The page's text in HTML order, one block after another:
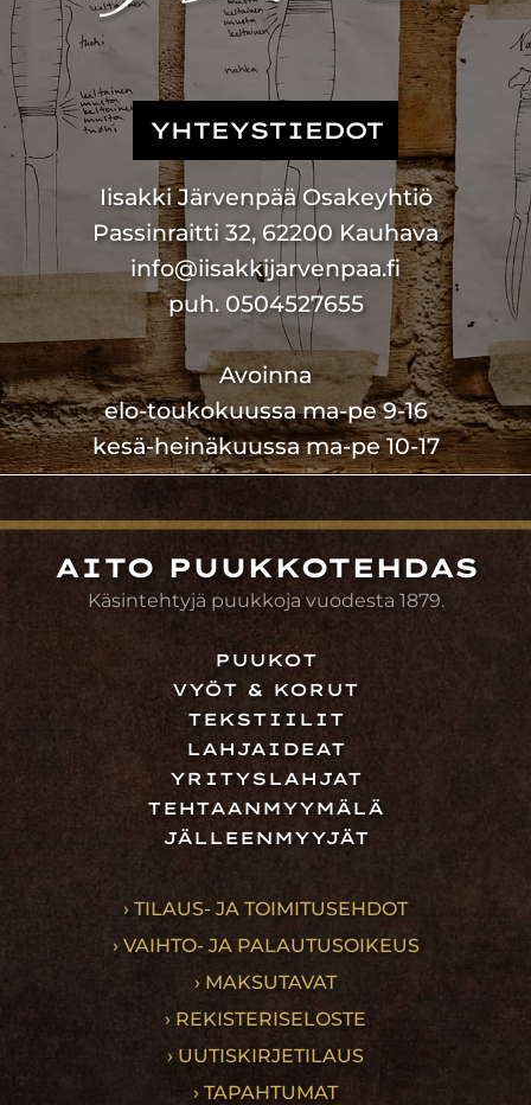
YHTEYSTIEDOT
Iisakki Järvenpää Osakeyhtiö
Passinraitti 32, 62200 Kauhava
info@iisakkijarvenpaa.fi
puh. 0504527655
Avoinna
elo-toukokuussa ma-pe 9-16
kesä-heinäkuussa ma-pe 10-17
AITO PUUKKOTEHDAS
Käsintehtyjä puukkoja vuodesta 1879.
PUUKOT
VYÖT & KORUT
TEKSTIILIT
LAHJAIDEAT
YRITYSLAHJAT
TEHTAANMYYMÄLÄ
JÄLLEENMYYJÄT
› TILAUS- JA TOIMITUSEHDOT
› VAIHTO- JA PALAUTUSOIKEUS
› MAKSUTAVAT
› REKISTERISELOSTE
› UUTISKIRJETILAUS
› TAPAHTUMAT